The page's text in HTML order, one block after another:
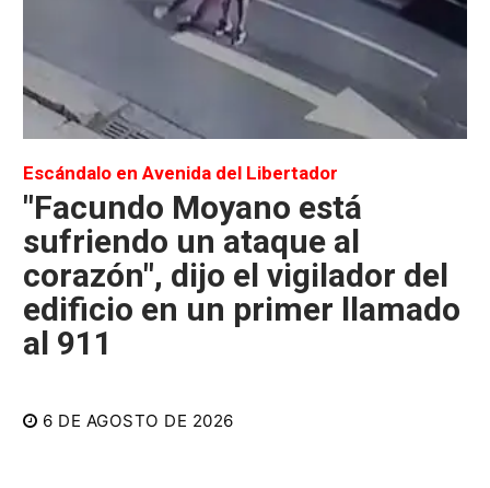
Escándalo en Avenida del Libertador
"Facundo Moyano está
sufriendo un ataque al
corazón", dijo el vigilador del
edificio en un primer llamado
al 911
6 DE AGOSTO DE 2026